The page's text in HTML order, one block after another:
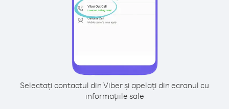
Selectați contactul din Viber și apelați din ecranul cu
informațiile sale